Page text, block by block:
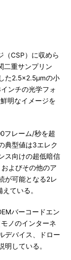
CSP）に収めら
二重サンプリン
た2.5×2.5µmの小
ンチの光学フォ
明なイメージを
フレーム/秒を超
典型値は3エレク
ス向けの超低暗信
よびその他のア
が可能となる2レ
ている。
バーコードエン
ノのインターネ
デバイス、ドロー
している。